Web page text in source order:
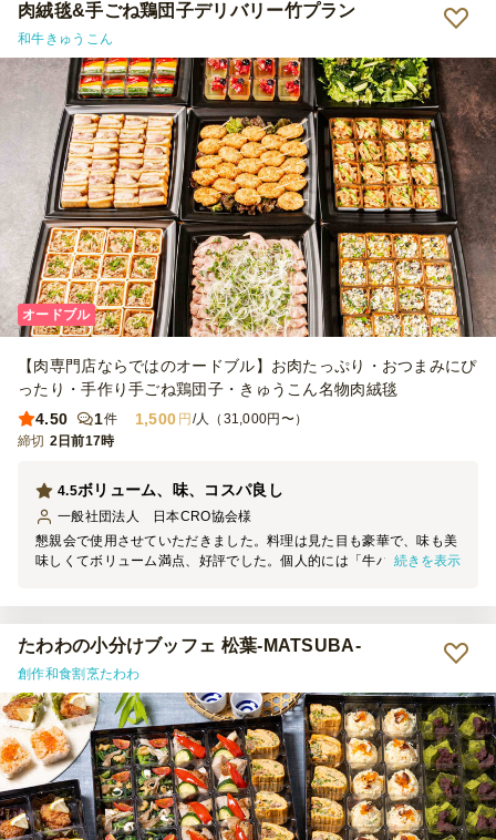
肉絨毯&手ごね鶏団子デリバリー竹プラン
和牛きゅうこん
オードブル
【肉専門店ならではのオードブル】お肉たっぷり・おつまみにぴ
ったり・手作り手ごね鶏団子・きゅうこん名物肉絨毯
4.50
1件 1,500 円 /人（31,000円〜）
締切 2日前17時
ボリューム、味、コスパ良し
4.5
一般社団法人 日本CRO協会様
懇親会で使用させていただきました。料理は見た目も豪華で、味も美
味しくてボリューム満点、好評でした。個人的には「牛バラ焼しゃぶ
好き嫌いがあるのでもったいなかった。プラン内で変更が出来る料理
があるとフードロスにもならないんですけどね。
続きを表示
たわわの小分けブッフェ 松葉-MATSUBA-
創作和食割烹たわわ